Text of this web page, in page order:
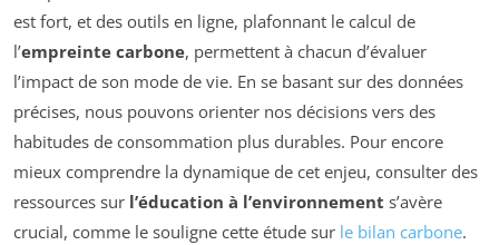
est fort, et des outils en ligne, plafonnant le calcul de
l’empreinte carbone, permettent à chacun d’évaluer
l’impact de son mode de vie. En se basant sur des données
précises, nous pouvons orienter nos décisions vers des
habitudes de consommation plus durables. Pour encore
mieux comprendre la dynamique de cet enjeu, consulter des
ressources sur l’éducation à l’environnement s’avère
crucial, comme le souligne cette étude sur le bilan carbone.